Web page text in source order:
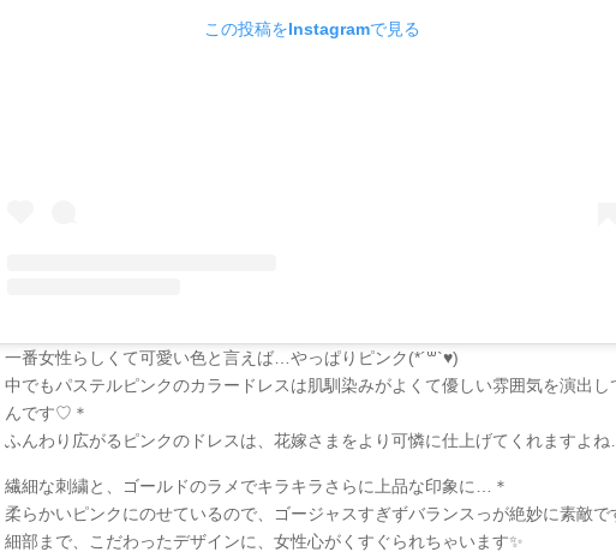
この投稿をInstagramで見る
一番女性らしくて可愛い色と言えば…やっぱりピンク(*´꒳`♥)
中でもパステルピンクのカラードレスは肌馴染みがよくて優しい雰囲気を演出し
んです♡＊
ふんわり広がるピンクのドレスは、花嫁さまをより可憐に仕上げてくれますよ
繊細な刺繍と、ゴールドのラメでキラキラさらに上品な印象に…＊
柔らかいピンクにのせているので、ゴージャスすぎずバランスっが絶妙に素敵
細部まで、こだわったデザインに、女性心がくすぐられちゃいます✨